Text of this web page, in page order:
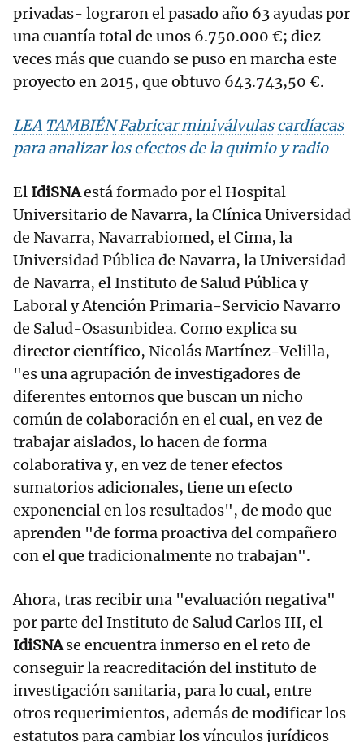
privadas- lograron el pasado año 63 ayudas por
una cuantía total de unos 6.750.000 €; diez
veces más que cuando se puso en marcha este
proyecto en 2015, que obtuvo 643.743,50 €.
LEA TAMBIÉN Fabricar miniválvulas cardíacas
para analizar los efectos de la quimio y radio
El IdiSNAestá formado por el Hospital
Universitario de Navarra, la Clínica Universidad
de Navarra, Navarrabiomed, el Cima, la
Universidad Pública de Navarra, la Universidad
de Navarra, el Instituto de Salud Pública y
Laboral y Atención Primaria-Servicio Navarro
de Salud-Osasunbidea. Como explica su
director científico, Nicolás Martínez-Velilla,
"es una agrupación de investigadores de
diferentes entornos que buscan un nicho
común de colaboración en el cual, en vez de
trabajar aislados, lo hacen de forma
colaborativa y, en vez de tener efectos
sumatorios adicionales, tiene un efecto
exponencial en los resultados", de modo que
aprenden "de forma proactiva del compañero
con el que tradicionalmente no trabajan".
Ahora, tras recibir una "evaluación negativa"
por parte del Instituto de Salud Carlos III, el
IdiSNAse encuentra inmerso en el reto de
conseguir la reacreditación del instituto de
investigación sanitaria, para lo cual, entre
otros requerimientos, además de modificar los
estatutos para cambiar los vínculos jurídicos